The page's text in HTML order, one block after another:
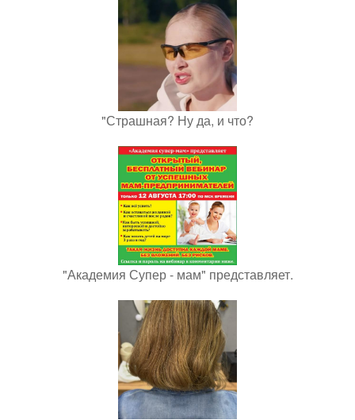
"Страшная? Ну да, и что?
"Академия Супер - мам" представляет.